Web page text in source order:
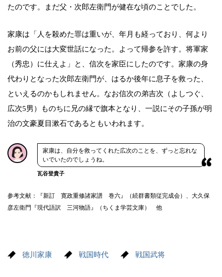
たのです。まだ父・次郎左衛門が健在な頃のことでした。
家康は「人を殺めた罪は重いが、年月も経っており、何より
お前の父には大変世話になった。よって帰参を許す。将軍家
（秀忠）に仕えよ」と、信次を家臣にしたのです。家康の身
代わりとなった次郎左衛門が、はるか後年に息子を救った、
といえるのかもしれません。なお信次の弟吉次（よしつぐ、
広次5男）ものちに兄の縁で旗本となり、一説にその子孫が明
治の文豪夏目漱石であるともいわれます。
家康は、自分を救ってくれた広次のことを、ずっと忘れな
いでいたのでしょうね。
瓦谷登貴子
参考文献：『新訂 寛政重修諸家譜 巻六』（続群書類従完成会）、大久保
彦左衛門『現代語訳 三河物語』（ちくま学芸文庫） 他
徳川家康 戦国時代 戦国武将